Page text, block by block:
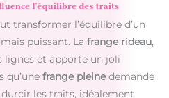
l’équilibre des traits
transformer l’équilibre d’un
puissant. La frange rideau,
lignes et apporte un joli
qu’une frange pleinedemande
les traits, idéalement